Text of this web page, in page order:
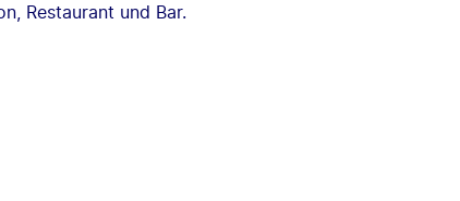
Restaurant und Bar.